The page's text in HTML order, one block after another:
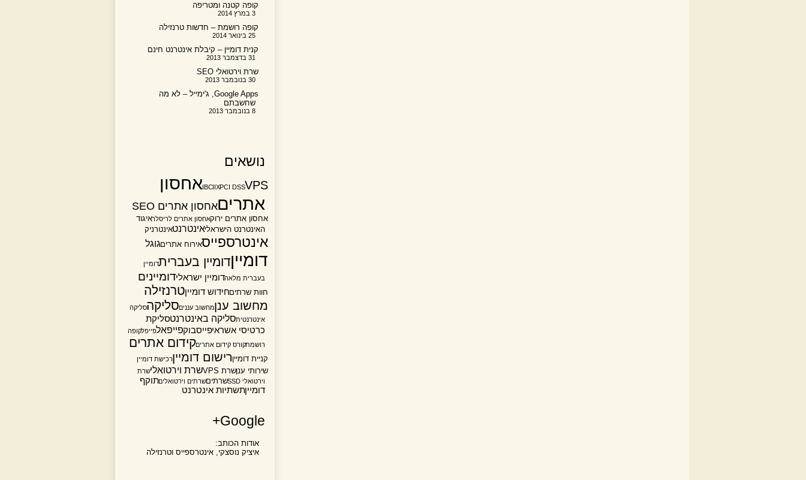
קופה קטנה ומטריפה
3 במרץ 2014
קופה רושמת – חדשות טרנזילה
25 בינואר 2014
קנית דומיין – קיבלת אינטרנט חינם
31 בדצמבר 2013
שרת וירטואלי SEO
30 בנובמבר 2013
Google Apps, ג'ימייל – לא מה
שחשבתם
8 בנובמבר 2013
נושאים
IBCIIXPCI DSSVPS
אחסון
אתריםאחסון אתרים SEO
אחסון אתרים ירוקאחסון אתרים לריסלראיגוד
האינטרנט הישראליאינטרנטאינטרניק
אינטרספייסאירוח אתריםגוגל
דומייןדומיין בעבריתדומיין
בעברית מלאהדומיין ישראלידומיינים
חוות שרתיםחידוש דומייןטרנזילה
מחשוב ענןמחשוב ענניםסליקהסליקה
אינטרנטיתסליקה באינטרנטסליקת
כרטיסי אשראיפייסבוקפייפאלפייפלקופה
רושמתקורס קידום אתריםקידום אתרים
קניית דומייןרישום דומייןרכישת דומיין
שירותי ענןשרת VPS שרת וירטואלישרת
וירטואלי SSD
שרתיםשרתים וירטואליםתוקף
דומייןתשתיות אינטרנט
Google+
אודות הכותב:
איציק נוסצקי, אינטרספייס וטרנזילה